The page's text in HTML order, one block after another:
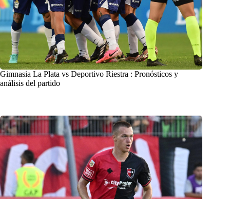
Gimnasia La Plata vs Deportivo Riestra : Pronósticos y
análisis del partido